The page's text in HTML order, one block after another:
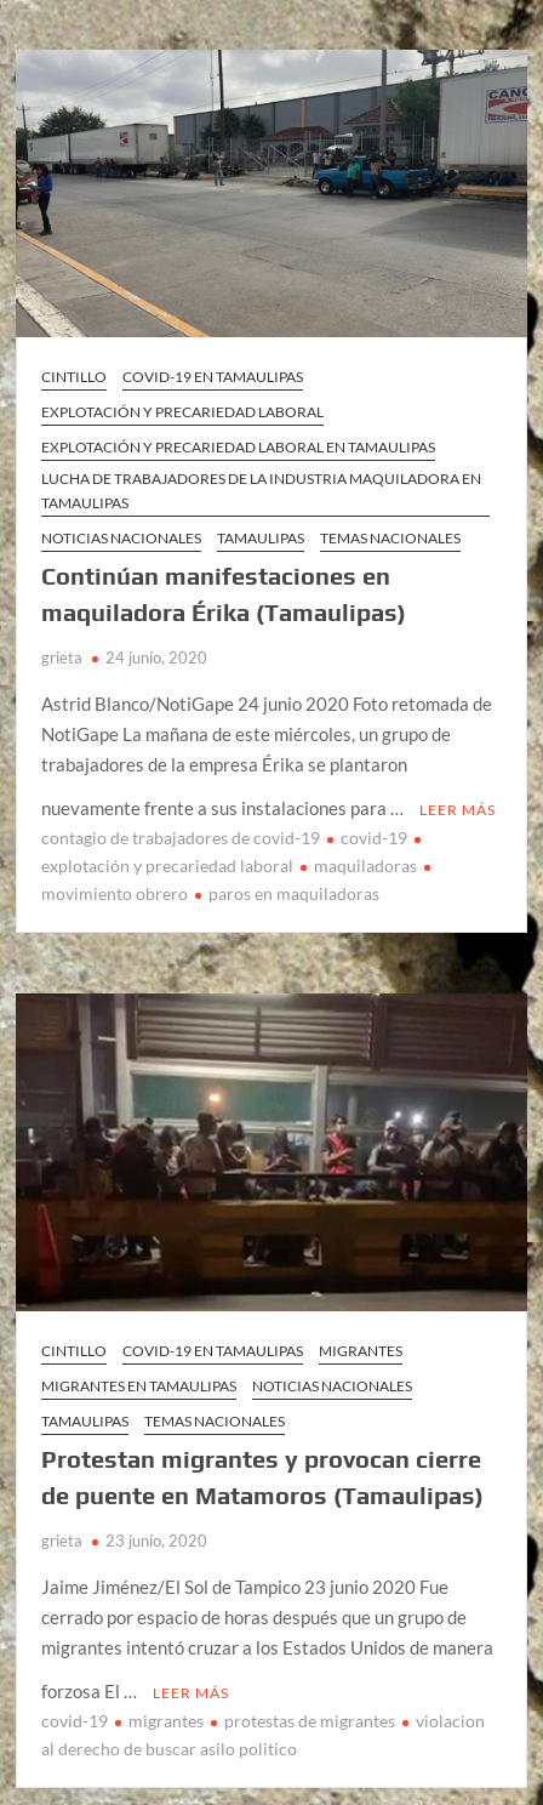
CINTILLO
COVID-19 EN TAMAULIPAS
EXPLOTACIÓN Y PRECARIEDAD LABORAL
EXPLOTACIÓN Y PRECARIEDAD LABORAL EN TAMAULIPAS
LUCHA DE TRABAJADORES DE LA INDUSTRIA MAQUILADORA EN
TAMAULIPAS
NOTICIAS NACIONALES
TAMAULIPAS TEMAS NACIONALES
Continúan manifestaciones en
maquiladora Érika (Tamaulipas)
grieta 24 junio, 2020
Astrid Blanco/NotiGape 24 junio 2020 Foto retomada de
NotiGape La mañana de este miércoles, un grupo de
trabajadores de la empresa Érika se plantaron
nuevamente frente a sus instalaciones para …
LEER MÁS
contagio de trabajadores de covid-19
covid-19
explotación y precariedad laboral
maquiladoras
movimiento obrero
paros en maquiladoras
CINTILLO COVID-19 EN TAMAULIPAS
MIGRANTES
MIGRANTES EN TAMAULIPAS
NOTICIAS NACIONALES
TAMAULIPAS
TEMAS NACIONALES
Protestan migrantes y provocan cierre
de puente en Matamoros (Tamaulipas)
grieta 23 junio, 2020
Jaime Jiménez/El Sol de Tampico 23 junio 2020 Fue
cerrado por espacio de horas después que un grupo de
migrantes intentó cruzar a los Estados Unidos de manera
forzosa El …
LEER MÁS
covid-19 migrantes protestas de migrantes
violacion
al derecho de buscar asilo politico